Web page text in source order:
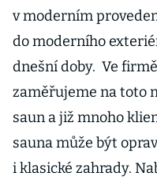
v moderním
do moderního
dnešní doby. Ve
zaměřujeme na toto
saun a již mnoho
sauna může být
i klasické zahrady.